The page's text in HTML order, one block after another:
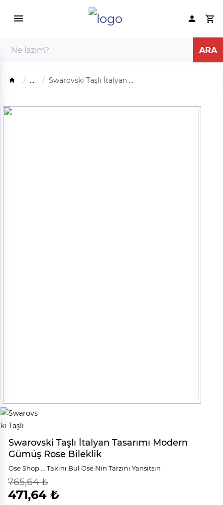
... Swarovski Taşlı İtalyan ...
Swarovski Taşlı İtalyan Tasarımı Modern
Gümüş Rose Bileklik
Ose Shop ... Takını Bul Ose Nin Tarzını Yansıtsın
%38
indirim
765,64 ₺
471,64 ₺